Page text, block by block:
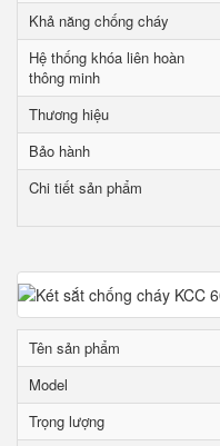
Khả năng chống cháy
Hệ thống khóa liên hoàn
thông minh
Thương hiệu
Bảo hành
Chi tiết sản phẩm
Tên sản phẩm
Model
Trọng lượng